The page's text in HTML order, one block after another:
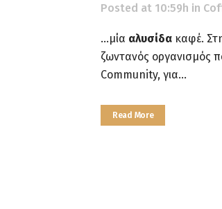
Posted at 10:59h in
...μία αλυσίδα καφέ.
ζωντανός οργανισμός
Community, για...
Read More